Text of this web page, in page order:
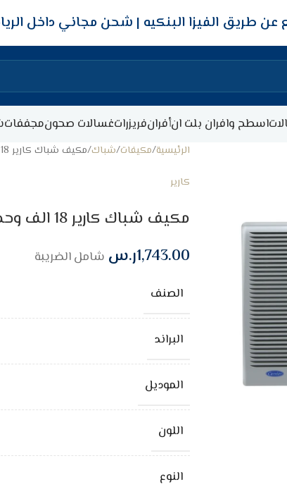
شحن مجاني داخل
اسطح وافران بلت انأفرانفريزراتغسالات صحونمجففات
الرئيسية مكيفات شباك مكيف شباك كارير 18 الف وحدة – بارد
كارير
مكيف شباك كارير 18 الف وحدة – بارد
1,743.00ر.س شامل الضريبة
الصنف
البراند
الموديل
اللون
النوع